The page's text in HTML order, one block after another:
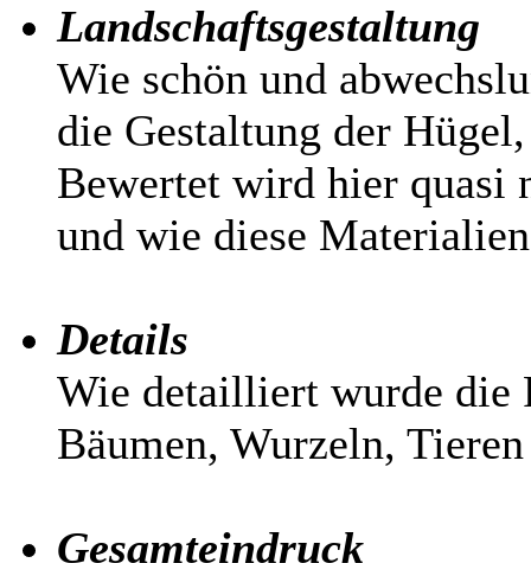
Landschaftsgestaltung
Wie schön und
die Gestaltung der
Bewertet wird hier quasi
und wie diese
Details
Wie detailliert wurde die
Bäumen, Wurzeln,
Gesamteindruck